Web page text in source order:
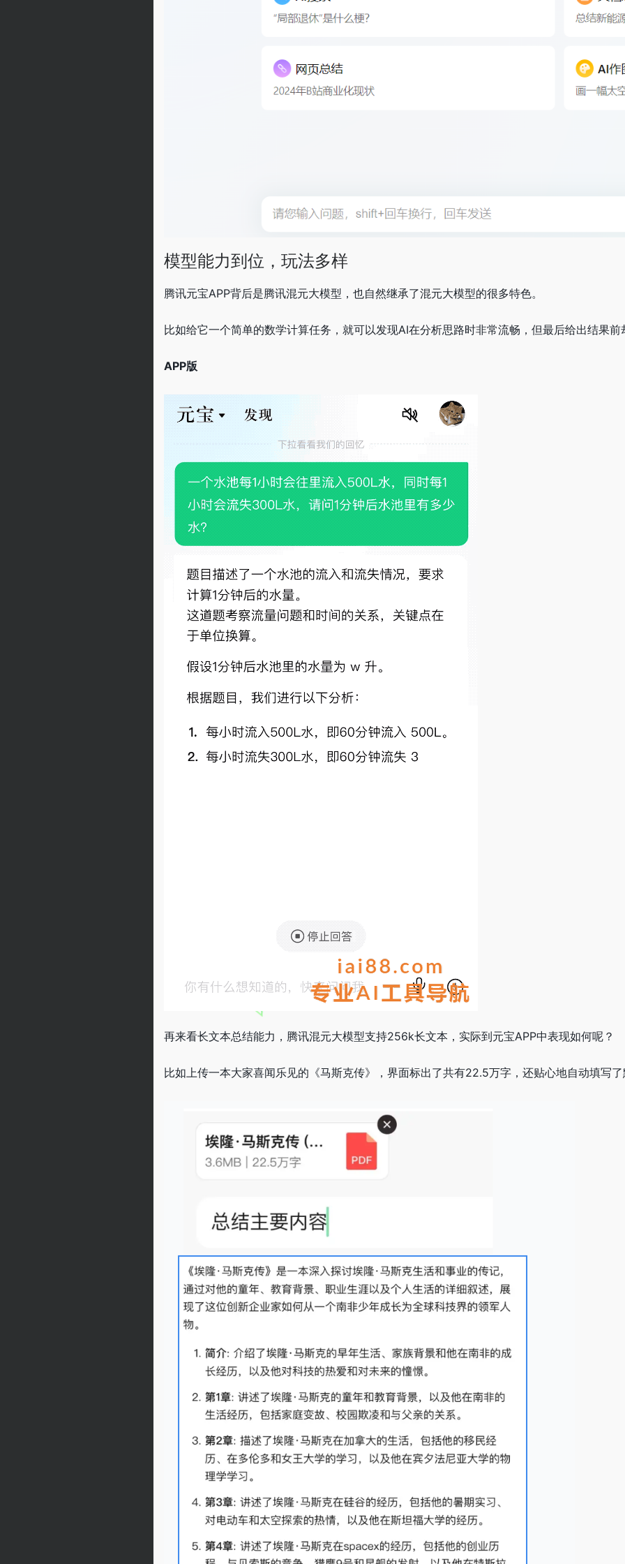
模型能力到位，玩法多样
腾讯元宝APP背后是腾讯混元大模型，也自然继承了混元大模型的很多特色。
比如给它一个简单的数学计算任务，就可以发现AI在分析思路时非常流畅，但最后给出结果前
APP版
再来看长文本总结能力，腾讯混元大模型支持256k长文本，实际到元宝APP中表现如何呢？
比如上传一本大家喜闻乐见的《马斯克传》，界面标出了共有22.5万字，还贴心地自动填写了